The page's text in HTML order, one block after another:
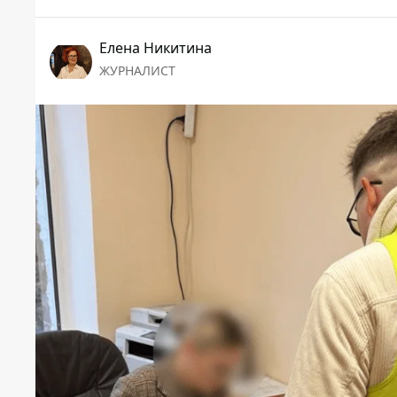
Елена Никитина
ЖУРНАЛИСТ